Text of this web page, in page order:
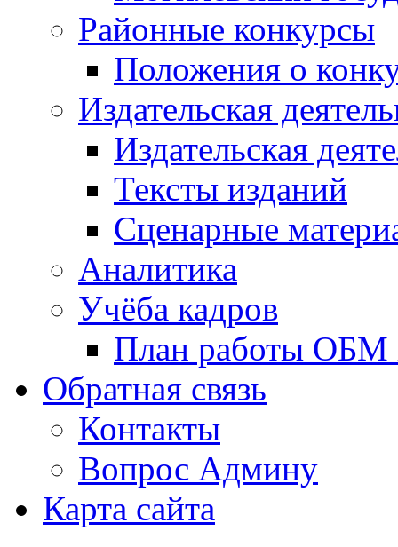
Районные конкурсы
Положения о
Издательская
Издательская
Тексты изданий
Сценарные
Аналитика
Учёба кадров
План работы ОБМ
Обратная связь
Контакты
Вопрос Админу
Карта сайта